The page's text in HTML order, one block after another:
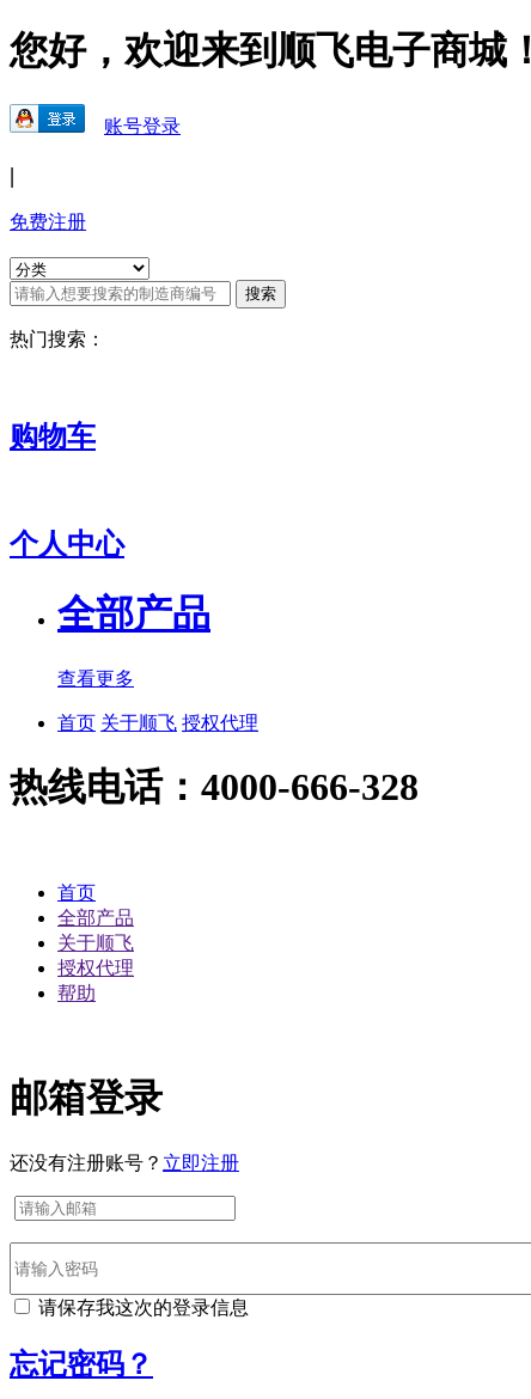
您好，欢迎来到顺飞电子商城！
账号登录
|
免费注册
热门搜索：
购物车
个人中心
全部产品
查看更多
首页 关于顺飞 授权代理
热线电话：4000-666-328
首页
全部产品
关于顺飞
授权代理
帮助
邮箱登录
还没有注册账号？ 立即注册
请保存我这次的登录信息
忘记密码？